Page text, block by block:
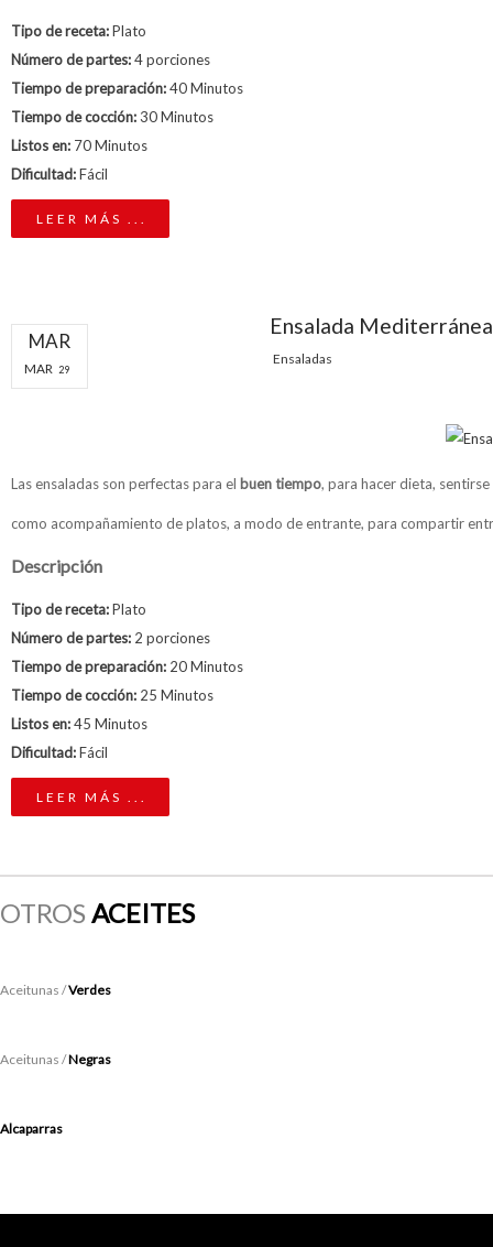
Tipo de receta:Plato
Número de partes:4 porciones
Tiempo de preparación:40 Minutos
Tiempo de cocción:30 Minutos
Listos en: 70 Minutos
Dificultad:Fácil
LEER MÁS ...
MAR
MAR 29
Ensalada Mediterránea
Ensaladas
Las ensaladas son perfectas para el buen tiempo, para hacer dieta,
como acompañamiento de platos, a modo de entrante, para compartir
Descripción
Tipo de receta:Plato
Número de partes: 2 porciones
Tiempo de preparación: 20 Minutos
Tiempo de cocción: 25 Minutos
Listos en:45 Minutos
Dificultad:Fácil
LEER MÁS ...
OTROS ACEITES
Aceitunas /Verdes
Aceitunas /Negras
Alcaparras